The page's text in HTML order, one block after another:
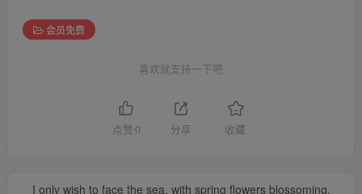
会员免费
喜欢就支持一下吧
点赞 0 分享 收藏
I only wish to face the sea, with spring flowers blossoming.